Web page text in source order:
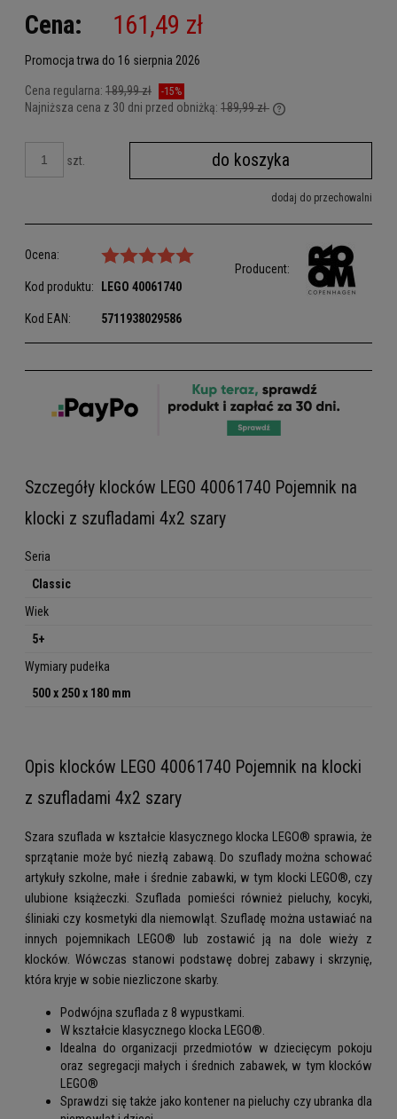
Cena: 161,49 zł
Promocja trwa do 16 sierpnia 2026
Cena regularna: 189,99 zł -15%
Najniższa cena z 30 dni przed obniżką: 189,99 zł
dni, wyświetlana jest
szt. do koszyka
dodaj do przechowalni
Ocena:
Kod produktu: LEGO 40061740
Kod EAN: 5711938029586
Producent:
Szczegóły klocków LEGO 40061740 Pojemnik na
klocki z szufladami 4x2 szary
Seria
Classic
Wiek
5+
Wymiary pudełka
500 x 250 x 180 mm
Opis klocków LEGO 40061740 Pojemnik na klocki
z szufladami 4x2 szary
Szara szuflada w kształcie klasycznego klocka LEGO® sprawia, że
sprzątanie może być niezłą zabawą. Do szuflady można schować
artykuły szkolne, małe i średnie zabawki, w tym klocki LEGO®, czy
ulubione książeczki. Szuflada pomieści również pieluchy, kocyki,
śliniaki czy kosmetyki dla niemowląt. Szufladę można ustawiać na
innych pojemnikach LEGO® lub zostawić ją na dole wieży z
klocków. Wówczas stanowi podstawę dobrej zabawy i skrzynię,
która kryje w sobie niezliczone skarby.
Podwójna szuflada z 8 wypustkami.
W kształcie klasycznego klocka LEGO®.
Idealna do organizacji przedmiotów w dziecięcym pokoju
oraz segregacji małych i średnich zabawek, w tym klocków
LEGO®
Sprawdzi się także jako kontener na pieluchy czy ubranka dla